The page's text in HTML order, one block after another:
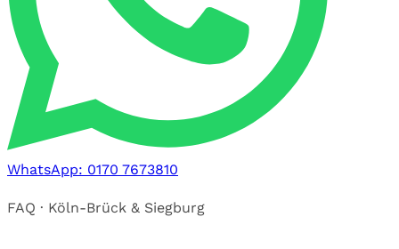
WhatsApp: 0170 7673810
FAQ · Köln-Brück & Siegburg